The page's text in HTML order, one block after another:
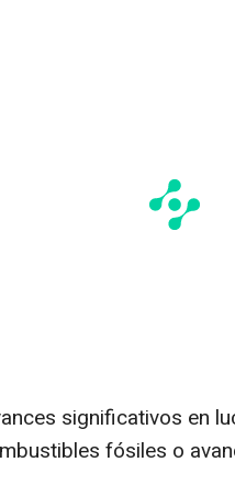
significativos en
fósiles o